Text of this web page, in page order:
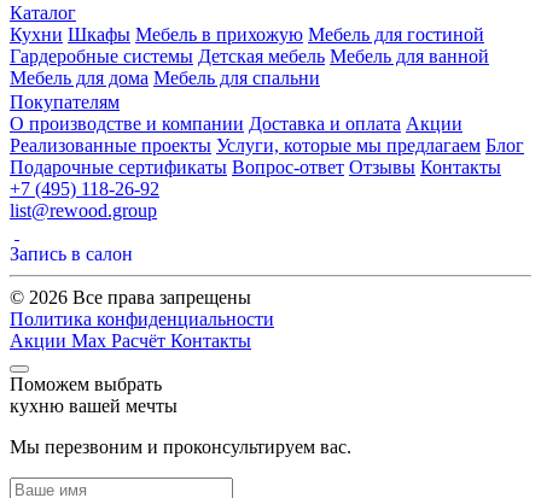
Каталог
Кухни Шкафы Мебель в прихожую Мебель для гостиной
Гардеробные системы Детская мебель Мебель для ванной
Мебель для дома Мебель для спальни
Покупателям
О производстве и компании Доставка и оплата Акции
Реализованные проекты Услуги, которые мы предлагаем Блог
Подарочные сертификаты Вопрос-ответ Отзывы Контакты
+7 (495) 118-26-92
list@rewood.group
Запись в салон
© 2026 Все права запрещены
Политика конфиденциальности
Акции Max Расчёт Контакты
Поможем выбрать
кухню вашей мечты
Мы перезвоним и проконсультируем вас.